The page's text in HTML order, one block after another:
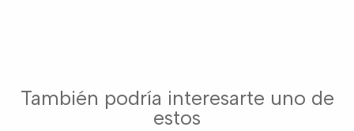
También podría interesarte uno de
estos